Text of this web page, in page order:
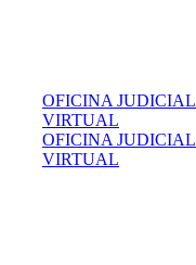
OFICINA JUDICIAL
VIRTUAL
OFICINA JUDICIAL
VIRTUAL